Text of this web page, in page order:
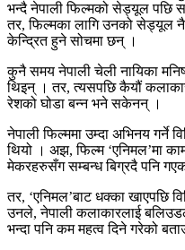
भन्दै नेपाली फिल्मको सेड्यूल पछि
तर, फिल्मका लागि उनको सेड्यूल
केन्द्रित हुने सोचमा छन् ।
कुनै समय नेपाली चेली नायिका
थिइन् । तर, त्यसपछि कैयौं
रेशको घोडा बन्न भने सकेनन् ।
नेपाली फिल्ममा उम्दा अभिनय गर्ने
थियो । अझ, फिल्म ‘एनिमल’मा
मेकरहरुसँग सम्बन्ध बिग्रदै पनि
तर, ‘एनिमल’बाट धक्का खाएपछि
उनले, नेपाली कलाकारलाई
भन्दा पनि कम महत्व दिने गरेको